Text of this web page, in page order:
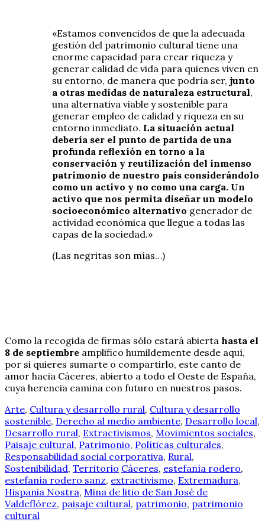
«Estamos convencidos de que la adecuada
gestión del patrimonio cultural tiene una
enorme capacidad para crear riqueza y
generar calidad de vida para quienes viven en
su entorno, de manera que podría ser, junto
a otras medidas de naturaleza estructural,
una alternativa viable y sostenible para
generar empleo de calidad y riqueza en su
entorno inmediato. La situación actual
debería ser el punto de partida de una
profunda reflexión en torno a la
conservación y reutilización del inmenso
patrimonio de nuestro país considerándolo
como un activo y no como una carga. Un
activo que nos permita diseñar un modelo
socioeconómico alternativo generador de
actividad económica que llegue a todas las
capas de la sociedad.»
(Las negritas son mías…)
Como la recogida de firmas sólo estará abierta hasta el
8 de septiembre amplifico humildemente desde aquí,
por si quieres sumarte o compartirlo, este canto de
amor hacia Cáceres, abierto a todo el Oeste de España,
cuya herencia camina con futuro en nuestros pasos.
Arte, Cultura y desarrollo rural, Cultura y desarrollo
sostenible, Derecho al medio ambiente, Desarrollo local,
Desarrollo rural, Extractivismos, Movimientos sociales,
Paisaje cultural, Patrimonio, Políticas culturales,
Responsabilidad social corporativa, Rural,
Sostenibilidad, Territorio Cáceres, estefanía rodero,
estefanía rodero sanz, extractivismo, Extremadura,
Hispania Nostra, Mina de litio de San José de
Valdeflórez, paisaje cultural, patrimonio, patrimonio
cultural